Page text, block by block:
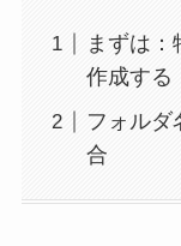
まずは：
作成する
フォルダ
合